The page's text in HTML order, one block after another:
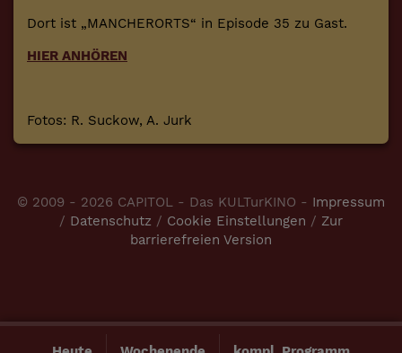
Dort ist „MANCHERORTS“ in Episode 35 zu Gast.
HIER ANHÖREN
Fotos: R. Suckow, A. Jurk
© 2009 - 2026 CAPITOL - Das KULTurKINO - Impressum
/ Datenschutz / Cookie Einstellungen / Zur
barrierefreien Version